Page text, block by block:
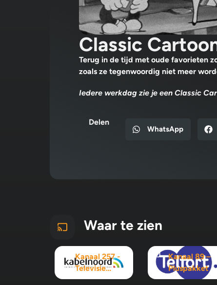
Classic
Terug in de tijd met oude favorieten
zoals ze tegenwoordig niet meer
Iedere werkdag zie je een Classic
Delen
WhatsApp
Waar te zien
Kanaal 257 -
Televisie
Maximaal
Kanaal 89 –
Pluspakket